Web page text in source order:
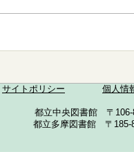
サイトポリシー 個人情
都立中央図書館 〒
都立多摩図書館 〒185-